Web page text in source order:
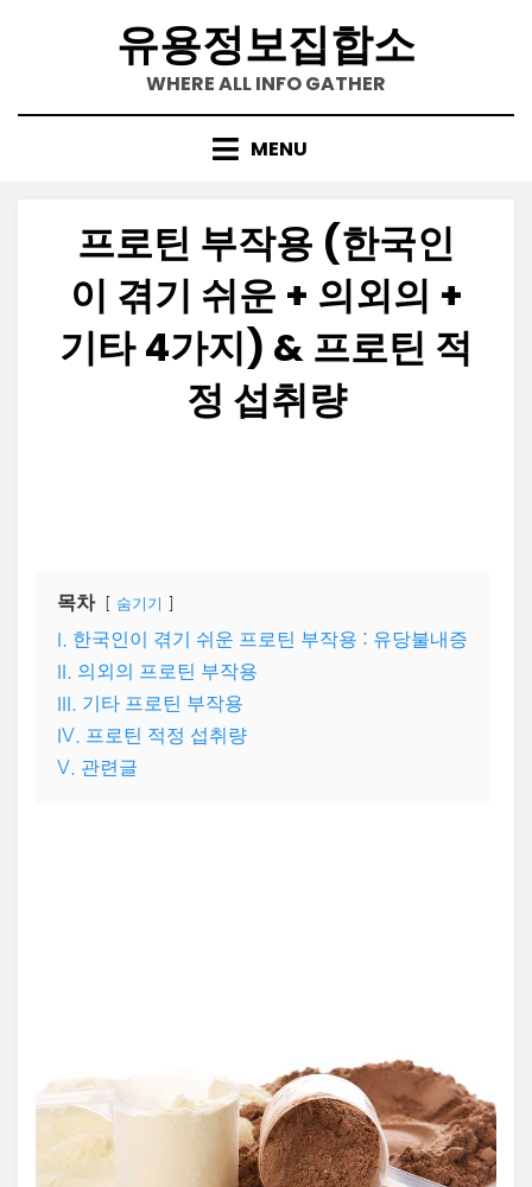
유용정보집합소
WHERE ALL INFO GATHER
MENU
프로틴 부작용 (한국인
이 겪기 쉬운 + 의외의 +
기타 4가지) & 프로틴 적
정 섭취량
목차 숨기기
I. 한국인이 겪기 쉬운 프로틴 부작용 : 유당불내증
II. 의외의 프로틴 부작용
III. 기타 프로틴 부작용
IV. 프로틴 적정 섭취량
V. 관련글